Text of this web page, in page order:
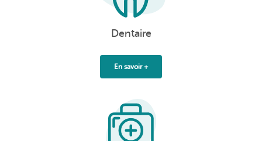
Dentaire
En savoir +